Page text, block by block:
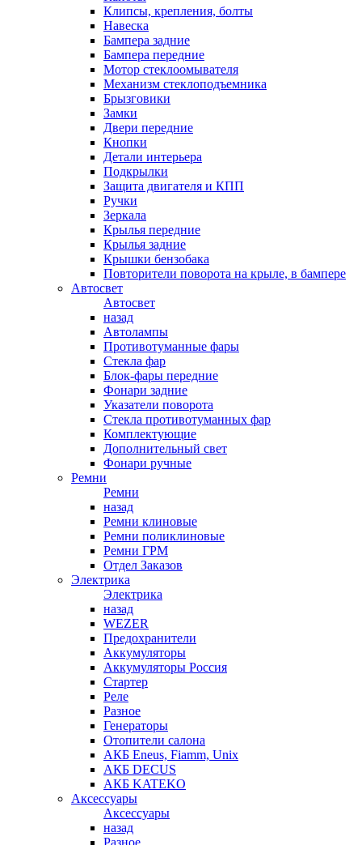
Клипсы, крепления, болты
Навеска
Бампера задние
Бампера передние
Мотор стеклоомывателя
Механизм стеклоподъемника
Брызговики
Замки
Двери передние
Кнопки
Детали интерьера
Подкрылки
Защита двигателя и КПП
Ручки
Зеркала
Крылья передние
Крылья задние
Крышки бензобака
Повторители поворота на крыле, в бампере
Автосвет
Автосвет
назад
Автолампы
Противотуманные фары
Стекла фар
Блок-фары передние
Фонари задние
Указатели поворота
Стекла противотуманных фар
Комплектующие
Дополнительный свет
Фонари ручные
Ремни
Ремни
назад
Ремни клиновые
Ремни поликлиновые
Ремни ГРМ
Отдел Заказов
Электрика
Электрика
назад
WEZER
Предохранители
Аккумуляторы
Аккумуляторы Россия
Стартер
Реле
Разное
Генераторы
Отопители салона
АКБ Eneus, Fiamm, Unix
АКБ DECUS
АКБ KATEKO
Аксессуары
Аксессуары
назад
Разное